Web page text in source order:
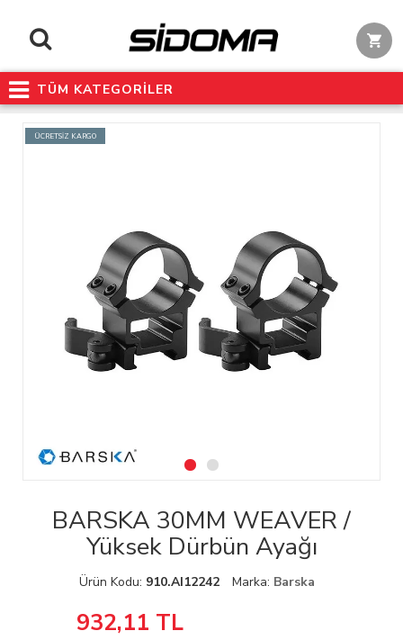
TÜM KATEGORİLER
ÜCRETSİZ KARGO
BARSKA 30MM WEAVER /
Yüksek Dürbün Ayağı
Ürün Kodu: 910.AI12242 Marka: Barska
932,11 TL